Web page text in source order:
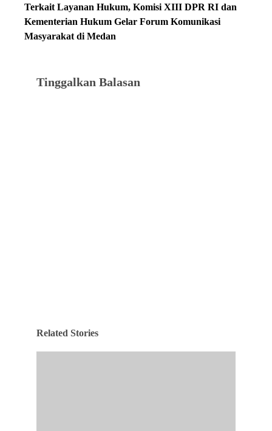
Terkait Layanan Hukum, Komisi XIII DPR RI dan
Kementerian Hukum Gelar Forum Komunikasi
Masyarakat di Medan
Tinggalkan Balasan
Related Stories